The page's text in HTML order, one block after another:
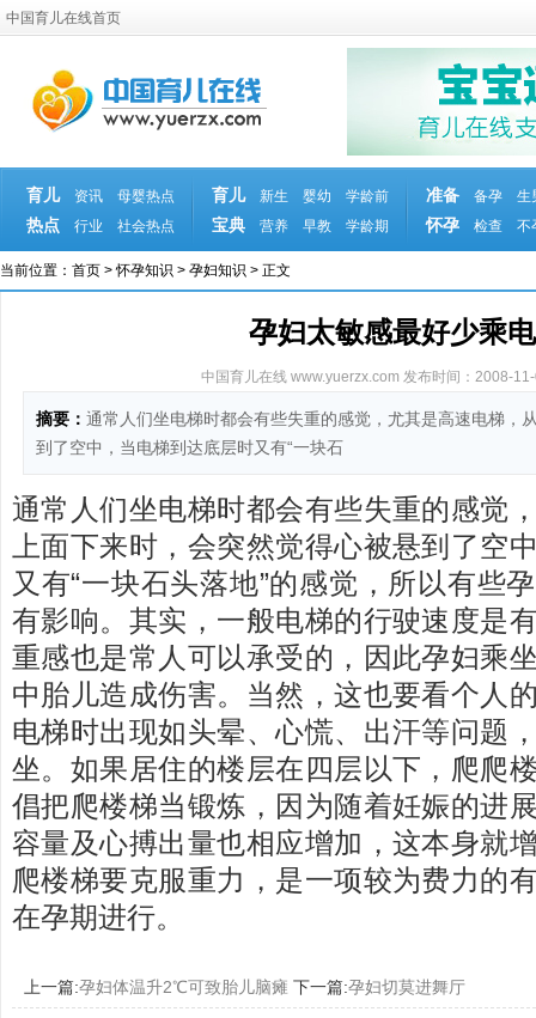
中国育儿在线首页
育儿
热点
资讯
母婴热点
行业
社会热点
育儿
宝典
新生 婴幼
学龄前
营养
早教 学龄期
准备
怀孕
备孕
生
检查
不
当前位置： 首页 >怀孕知识 > 孕妇知识 > 正文
孕妇太敏感最好少乘
中国育儿在线 www.yuerzx.com 发布时间：2008-
摘要： 通常人们坐电梯时都会有些失重的感觉，尤其是高速电梯，
到了空中，当电梯到达底层时又有“一块石
通常人们坐电梯时都会有些失重的感觉
上面下来时，会突然觉得心被悬到了空
又有“一块石头落地”的感觉，所以有些
有影响。其实，一般电梯的行驶速度是
重感也是常人可以承受的，因此孕妇乘
中胎儿造成伤害。当然，这也要看个人
电梯时出现如头晕、心慌、出汗等问题
坐。如果居住的楼层在四层以下，爬爬
倡把爬楼梯当锻炼，因为随着妊娠的进
容量及心搏出量也相应增加，这本身就
爬楼梯要克服重力，是一项较为费力的
在孕期进行。
上一篇:孕妇体温升2℃可致胎儿脑瘫 下一篇:孕妇切莫进舞厅